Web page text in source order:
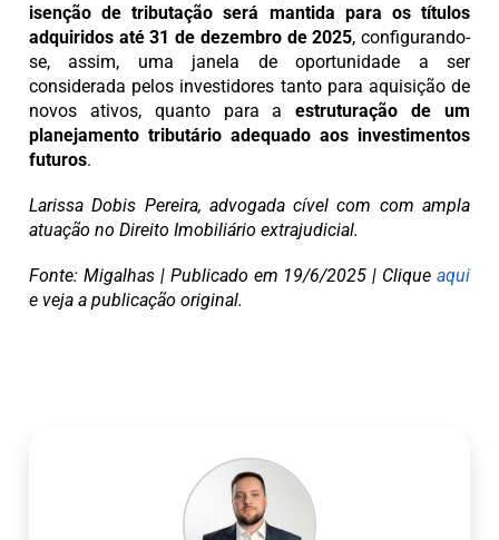
isenção de tributação será mantida para os títulos
adquiridos até 31 de dezembro de 2025, configurando-
se, assim, uma janela de oportunidade a ser
considerada pelos investidores tanto para aquisição de
novos ativos, quanto para aestruturação de um
planejamento tributário adequado aos investimentos
futuros.
Larissa Dobis Pereira, advogada cível com com ampla
atuação no Direito Imobiliário extrajudicial.
Fonte: Migalhas | Publicado em 19/6/2025 | Clique aqui
e veja a publicação original.